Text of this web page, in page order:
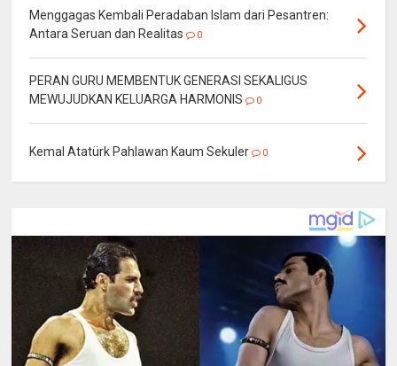
Menggagas Kembali Peradaban Islam dari Pesantren:
Antara Seruan dan Realitas
0
PERAN GURU MEMBENTUK GENERASI SEKALIGUS
MEWUJUDKAN KELUARGA HARMONIS
0
Kemal Atatürk Pahlawan Kaum Sekuler 0